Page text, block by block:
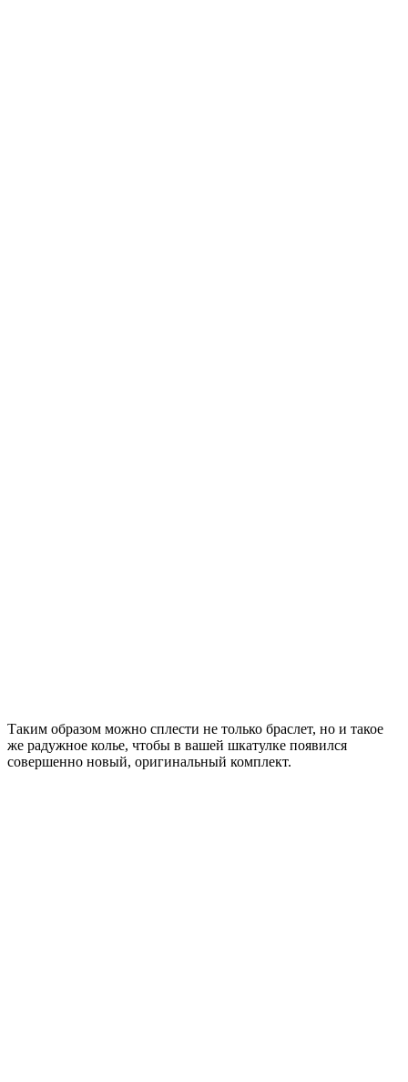
Таким образом можно сплести не только браслет, но и такое
же радужное колье, чтобы в вашей шкатулке появился
совершенно новый, оригинальный комплект.